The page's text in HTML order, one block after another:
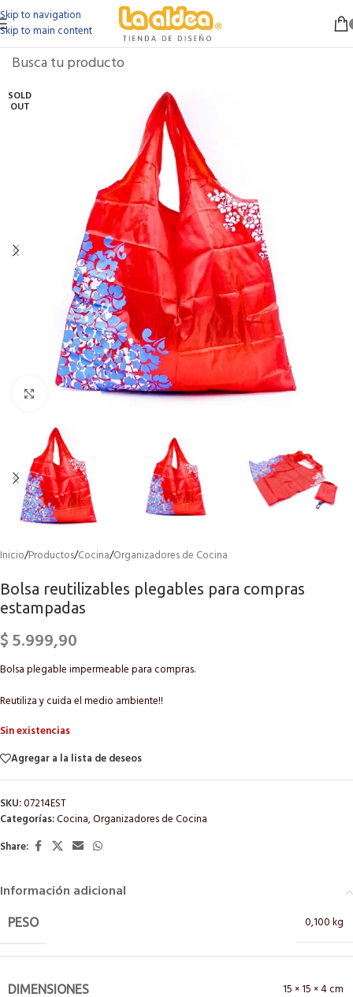
Skip to navigation
Skip to main content
SOLD
OUT
Click to enlarge
Inicio/Productos/Cocina/Organizadores de Cocina
Bolsa reutilizables plegables para compras
estampadas
$5.999,90
Bolsa plegable impermeable para compras.
Reutiliza y cuida el medio ambiente!!
Sin existencias
Agregar a la lista de deseos
SKU:07214EST
Categorías:Cocina,Organizadores de Cocina
Share:
Información adicional
PESO 0,100 kg
DIMENSIONES 15 × 15 × 4 cm